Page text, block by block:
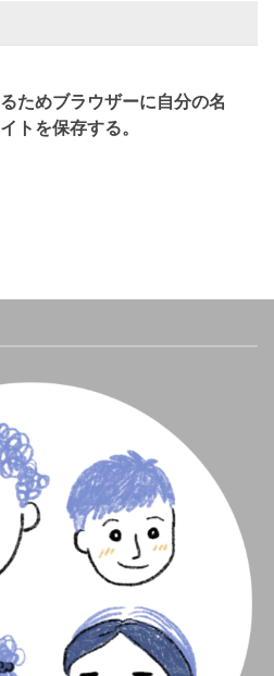
ためブラウザーに自分の名
トを保存する。